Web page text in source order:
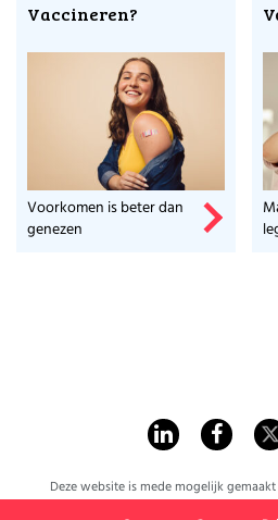
Vaccineren?
Voorkomen is beter dan
genezen
Deze website is mede mogelijk